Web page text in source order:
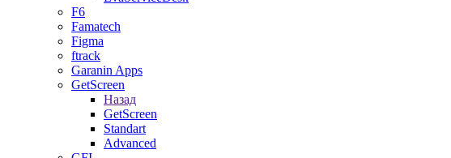
F6
Famatech
Figma
ftrack
Garanin Apps
GetScreen
Назад
GetScreen
Standart
Advanced